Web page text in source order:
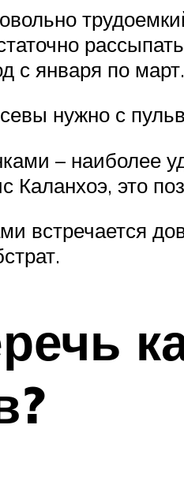
с января по март.
нужно с
– наиболее
это
встречается